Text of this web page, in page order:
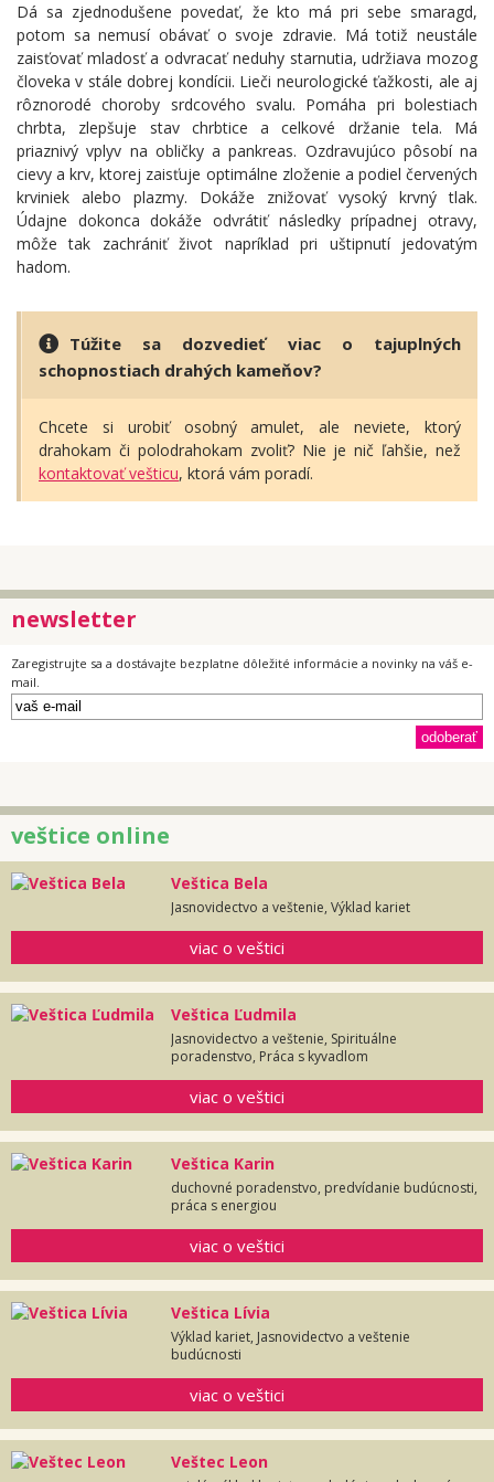
Dá sa zjednodušene povedať, že kto má pri sebe smaragd,
potom sa nemusí obávať o svoje zdravie. Má totiž neustále
zaisťovať mladosť a odvracať neduhy starnutia, udržiava mozog
človeka v stále dobrej kondícii. Lieči neurologické ťažkosti, ale aj
rôznorodé choroby srdcového svalu. Pomáha pri bolestiach
chrbta, zlepšuje stav chrbtice a celkové držanie tela. Má
priaznivý vplyv na obličky a pankreas. Ozdravujúco pôsobí na
cievy a krv, ktorej zaisťuje optimálne zloženie a podiel červených
krviniek alebo plazmy. Dokáže znižovať vysoký krvný tlak.
Údajne dokonca dokáže odvrátiť následky prípadnej otravy,
môže tak zachrániť život napríklad pri uštipnutí jedovatým
hadom.
Túžite sa dozvedieť viac o tajuplných
schopnostiach drahých kameňov?
Chcete si urobiť osobný amulet, ale neviete, ktorý
drahokam či polodrahokam zvoliť? Nie je nič ľahšie, než
kontaktovať vešticu, ktorá vám poradí.
newsletter
Zaregistrujte sa a dostávajte bezplatne dôležité informácie a novinky na váš e-
mail.
veštice online
Veštica Bela
Jasnovidectvo a veštenie, Výklad kariet
viac o veštici
Veštica Ľudmila
Jasnovidectvo a veštenie, Spirituálne
poradenstvo, Práca s kyvadlom
viac o veštici
Veštica Karin
duchovné poradenstvo, predvídanie budúcnosti,
práca s energiou
viac o veštici
Veštica Lívia
Výklad kariet, Jasnovidectvo a veštenie
budúcnosti
viac o veštici
Veštec Leon